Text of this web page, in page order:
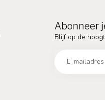
Abonneer
Blijf op de